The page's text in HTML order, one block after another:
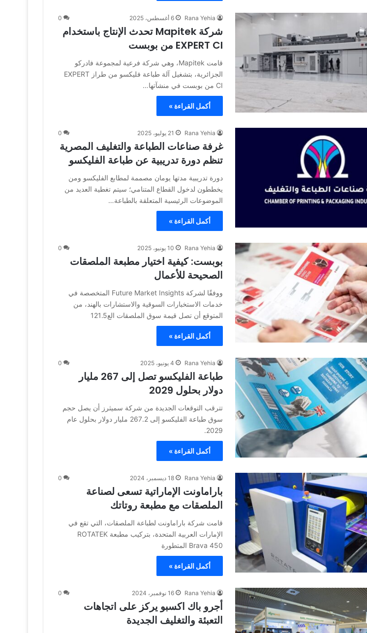
Rana Yehia 6 أغسطس، 2025 0
شركة Mapitek تحدث الإنتاج باستخدام
EXPERT CI من بوبست
قامت Mapitek، وهي شركة فرعية لمجموعة فادركو
الجزائرية، بتشغيل آلة طباعة فليكسو من طراز EXPERT
CI من بوبست في منشآتها…
أكمل القراءة »
Rana Yehia 21 يوليو، 2025 0
غرفة صناعات الطباعة والتغليف المصرية
تنظم دورة تدريبية عن طباعة الفليكسو
دورة تدريبية مدتها يومان مصممة لمطابع الفليكسو ومن
يخططون لدخول القطاع المتنامي؛ سيتم تغطية العديد من
الموضوعات الرئيسية المتعلقة بالطباعة…
أكمل القراءة »
Rana Yehia 10 يونيو، 2025 0
بوبست: كيفية اختيار مطبعة الملصقات
الصحيحة للأعمال
ووفقًا لشركة Future Market Insights المتخصصة في
خدمات الاستخبارات السوقية والاستشارات بالهند، من
المتوقع أن تصل قيمة سوق الملصقات الع121.5
أكمل القراءة »
Rana Yehia 4 يونيو، 2025 0
طباعة الفليكسو تصل إلى 267 مليار
دولار بحلول 2029
تترقب التوقعات الجديدة من شركة سميثرز أن يصل حجم
سوق طباعة الفليكسو إلى 267.2 مليار دولار بحلول عام
2029.
أكمل القراءة »
Rana Yehia 18 ديسمبر، 2024 0
باراماونت الإماراتية تسعى لصناعة
الملصقات مع مطبعة روتاتك
قامت شركة باراماونت لطباعة الملصقات، التي تقع في
الإمارات العربية المتحدة، بتركيب مطبعة ROTATEK
Brava 450 المتطورة
أكمل القراءة »
Rana Yehia 16 نوفمبر، 2024 0
أجرو باك اكسبو يركز على اتجاهات
التعبئة والتغليف الجديدة